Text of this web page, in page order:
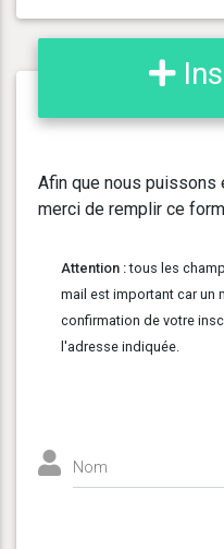
Afin que nous puissons
merci de remplir ce
Attention :tous les
mail est important car un
confirmation de votre
l'adresse indiquée.
Nom